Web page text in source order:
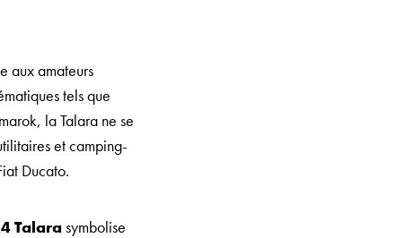
aux amateurs
tels que
la Talara ne se
et camping-
Ducato.
Talarasymbolise